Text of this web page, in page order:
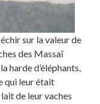
sur la valeur de
des Massaï
harde d’éléphants,
qui leur était
de leur vaches